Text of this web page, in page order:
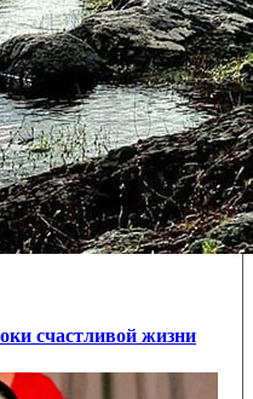
счастливой жизни